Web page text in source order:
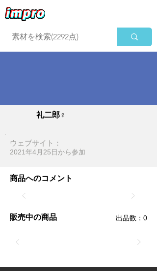
礼二郎♀
ウェブサイト：
2021年4月25日​から参加
商品へのコメント
販売中の商品 ​出品数：0